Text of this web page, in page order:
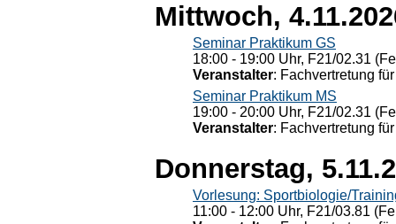
Mittwoch,
Seminar Praktikum GS
18:00 - 19:00 Uhr, F21/02.31
Veranstalter: Fachvertretung
Seminar Praktikum MS
19:00 - 20:00 Uhr, F21/02.31
Veranstalter: Fachvertretung
Donnerstag,
Vorlesung: Sportbiologie/
11:00 - 12:00 Uhr, F21/03.81